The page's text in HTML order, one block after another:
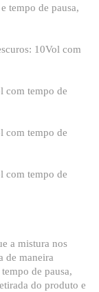
tempo de pausa,
10Vol com
com tempo de
com tempo de
com tempo de
a mistura nos
de maneira
de pausa,
do produto e